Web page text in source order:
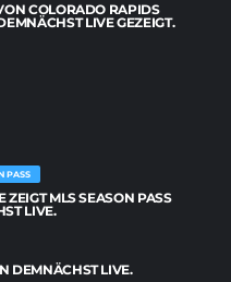
COLORADO RAPIDS
LIVE GEZEIGT.
PASS
ZEIGT MLS SEASON PASS
LIVE.
DEMNÄCHST LIVE.